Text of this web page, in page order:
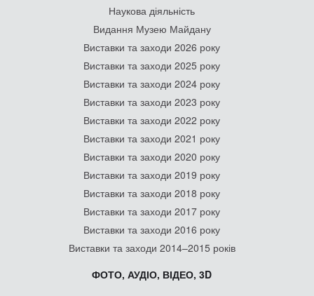
Наукова діяльність
Видання Музею Майдану
Виставки та заходи 2026 року
Виставки та заходи 2025 року
Виставки та заходи 2024 року
Виставки та заходи 2023 року
Виставки та заходи 2022 року
Виставки та заходи 2021 року
Виставки та заходи 2020 року
Виставки та заходи 2019 року
Виставки та заходи 2018 року
Виставки та заходи 2017 року
Виставки та заходи 2016 року
Виставки та заходи 2014–2015 років
ФОТО, АУДІО, ВІДЕО, 3D